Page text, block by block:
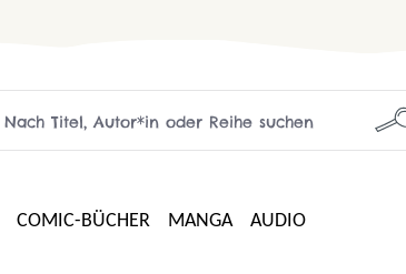
COMIC-BÜCHER MANGA AUDIO